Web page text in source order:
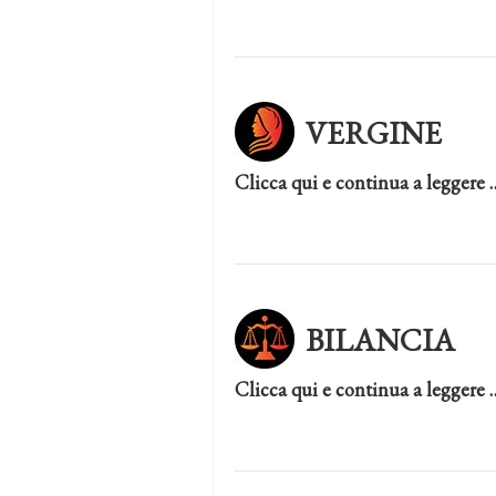
VERGINE
Clicca qui e continua a leggere
BILANCIA
Clicca qui e continua a leggere